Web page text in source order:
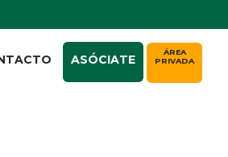
ASÓCIATE
ÁREA
PRIVADA